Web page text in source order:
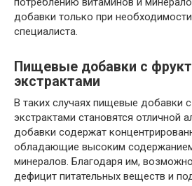
добавки только при
специалиста.
Пищевые добавки с
экстрактами
В таких случаях пищевые добавки
экстрактами становятся отличной
добавки содержат
обладающие высоким
минералов. Благодаря им,
дефицит питательных веществ и